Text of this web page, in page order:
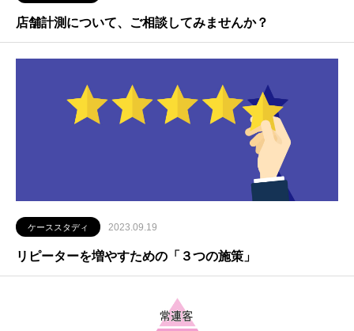
店舗計測について、ご相談してみませんか？
ケーススタディ 2023.09.19
リピーターを増やすための「３つの施策」